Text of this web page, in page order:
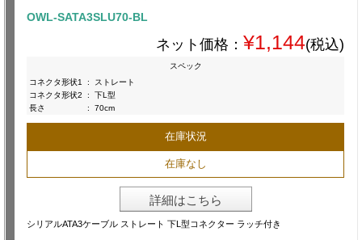
OWL-SATA3SLU70-BL
ネット価格： ¥1,144(税込)
スペック
コネクタ形状1
:
ストレート
コネクタ形状2
:
下L型
長さ
: 70cm
在庫状況
在庫なし
詳細はこちら
シリアルATA3ケーブル ストレート 下L型コネクター ラッチ付き